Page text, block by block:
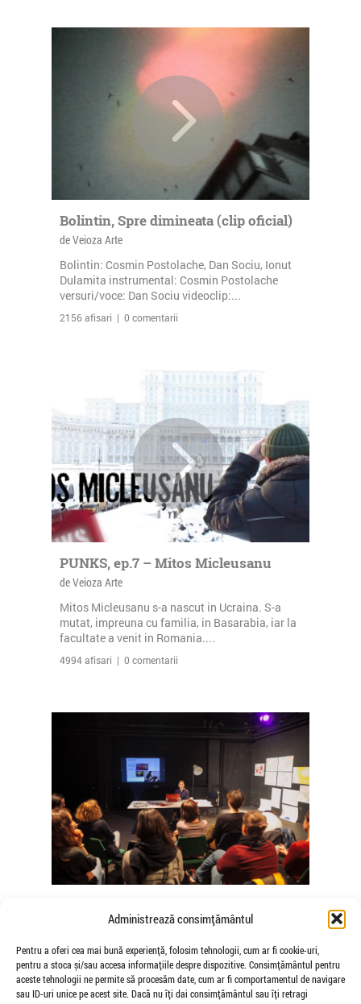
Administrează consimțământul
Pentru a oferi cea mai bună experiență, folosim tehnologii, cum ar fi cookie-uri,
pentru a stoca și/sau accesa informațiile despre dispozitive. Consimțământul pentru
aceste tehnologii ne permite să procesăm date, cum ar fi comportamentul de navigare
sau ID-uri unice pe acest site. Dacă nu îți dai consimțământul sau îți retragi
Bolintin, Spre dimineata (clip oficial)
de Veioza Arte
Bolintin: Cosmin Postolache, Dan Sociu, Ionut
Dulamita instrumental: Cosmin Postolache
versuri/voce: Dan Sociu videoclip:...
2156 afisari | 0 comentarii
PUNKS, ep.7 – Mitos Micleusanu
de Veioza Arte
Mitos Micleusanu s-a nascut in Ucraina. S-a
mutat, impreuna cu familia, in Basarabia, iar la
facultate a venit in Romania....
4994 afisari | 0 comentarii
Somatice susținute de coregrafele
Mădălina Dan și Valentina De Piante
Niculae
de Veioza Arte